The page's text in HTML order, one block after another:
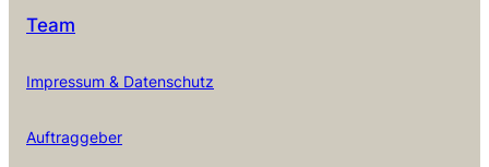
Team
Impressum & Datenschutz
Auftraggeber